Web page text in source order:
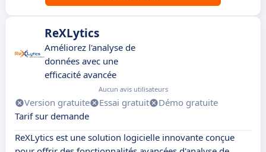
ReXLytics
Améliorez l'analyse de
données avec une
efficacité avancée
Aucun avis utilisateurs
Version gratuite Essai gratuit
Démo gratuite
Tarif sur demande
ReXLytics est une solution logicielle innovante conçue